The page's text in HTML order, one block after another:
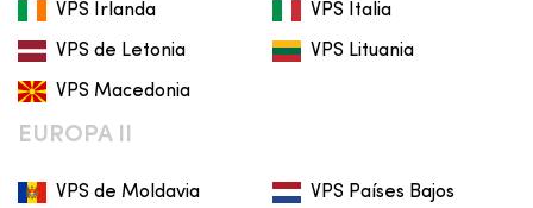
VPS Irlanda VPS Italia
VPS de Letonia VPS Lituania
VPS Macedonia
EUROPA II
VPS de Moldavia VPS Países Bajos